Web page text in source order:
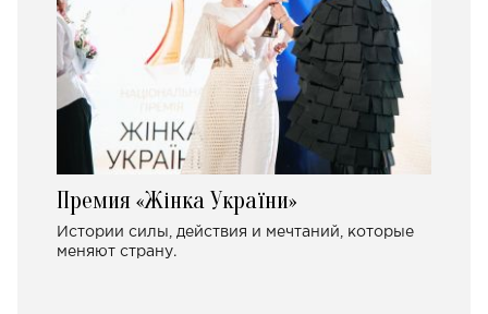
Премия «Жінка України»
Истории силы, действия и мечтаний, которые
меняют страну.